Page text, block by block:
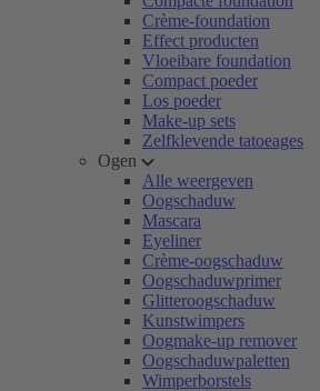
Crème-foundation
Effect producten
Vloeibare foundation
Compact poeder
Los poeder
Make-up sets
Zelfklevende tatoeages
Ogen
Alle weergeven
Oogschaduw
Mascara
Eyeliner
Crème-oogschaduw
Oogschaduwprimer
Glitteroogschaduw
Kunstwimpers
Oogmake-up remover
Oogschaduwpaletten
Wimperborstels